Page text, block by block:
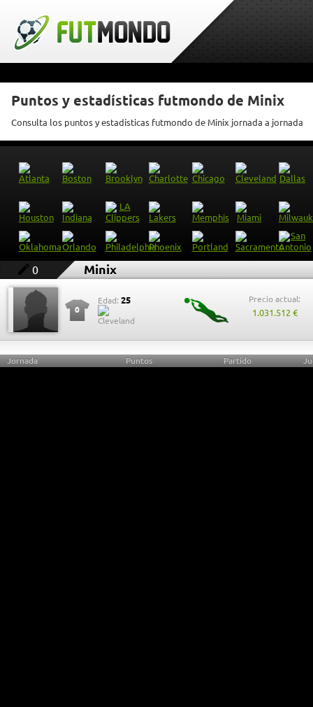
Puntos y estadísticas futmondo de Minix
Consulta los puntos y estadísticas futmondo de Minix jornada a jornada
0 Minix
0
Edad: 25 Precio actual:
1.031.512 €
Jornada Puntos Partido